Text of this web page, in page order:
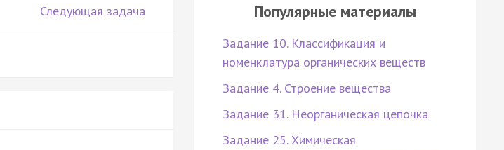
Следующая задача Популярные материалы
Задание 10. Классификация и
номенклатура органических веществ
Задание 4. Строение вещества
Задание 31. Неорганическая цепочка
Задание 25. Химическая